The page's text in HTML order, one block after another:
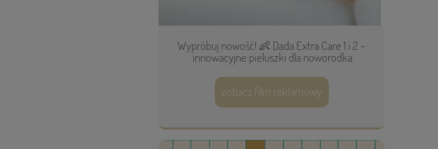
Wypróbuj nowość! 👶 Dada Extra Care 1 i 2 –
innowacyjne pieluszki dla noworodka
zobacz film reklamowy